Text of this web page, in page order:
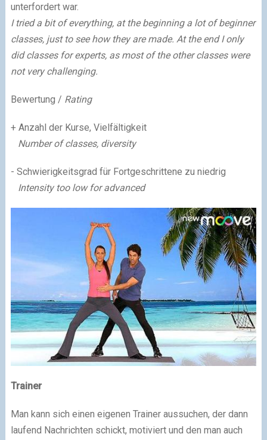
unterfordert war.
I tried a bit of everything, at the beginning a lot of beginner
classes, just to see how they are made. At the end I only
did classes for experts, as most of the other classes were
not very challenging.
Bewertung / Rating
+ Anzahl der Kurse, Vielfältigkeit
Number of classes, diversity
- Schwierigkeitsgrad für Fortgeschrittene zu niedrig
Intensity too low for advanced
Trainer
Man kann sich einen eigenen Trainer aussuchen, der dann
laufend Nachrichten schickt, motiviert und den man auch